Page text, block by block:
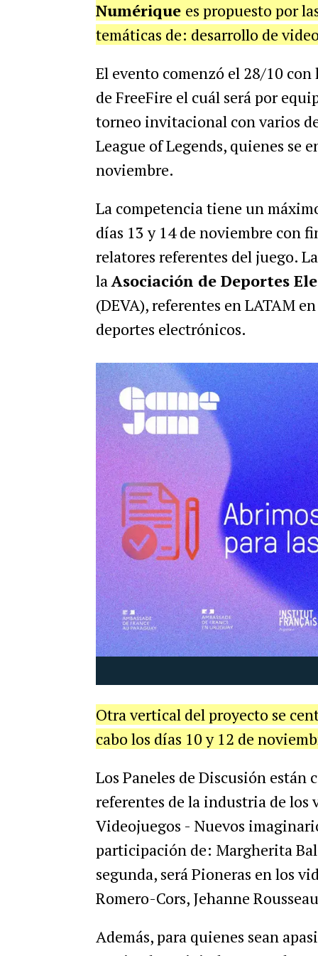
Numérique es propuesto por
temáticas de: desarrollo de
El evento comenzó el 28/10
de FreeFire el cuál será por
torneo invitacional con varios
League of Legends, quienes se
noviembre.
La competencia tiene un
días 13 y 14 de noviembre con
relatores referentes del juego.
laAsociación de Deportes
(DEVA), referentes en LATAM
deportes electrónicos.
Otra vertical del proyecto se
cabo los días 10 y 12 de
Los Paneles de Discusión están
referentes de la industria de los
Videojuegos - Nuevos
participación de: Margherita
segunda, será Pioneras en los
Romero-Cors, Jehanne
Además, para quienes sean